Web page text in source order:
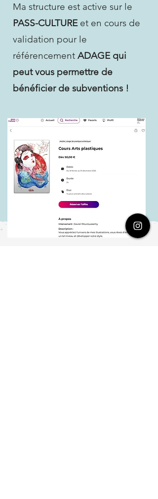
Ma structure est active sur le
PASS-CULTUREet en cours de
validation pour le
référencement ADAGE qui
peut vous permettre de
bénéficier de subventions !